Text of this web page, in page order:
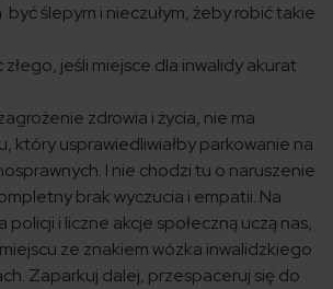
ślepym i nieczułym, żeby robić takie
złego, jeśli miejsce dla inwalidy akurat
zdrowia i życia, nie ma
który usprawiedliwiałby parkowanie na
I nie chodzi tu o naruszenie
brak wyczucia i empatii. Na
policji i liczne akcje społeczną uczą nas,
ze znakiem wózka inwalidzkiego
Zaparkuj dalej, przespaceruj się do